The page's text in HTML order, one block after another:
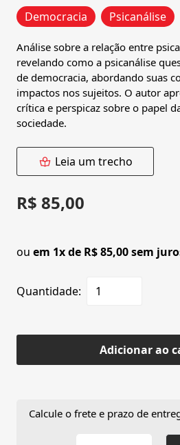
Democracia
Psicanálise
Análise sobre a relação entre
revelando como a psicanálise
de democracia, abordando suas
impactos nos sujeitos. O autor
crítica e perspicaz sobre o papel
sociedade.
Leia um trecho
R$ 85,00
ou em 1x de R$ 85,00 sem
Quantidade:
Adicionar ao
Calcule o frete e prazo de